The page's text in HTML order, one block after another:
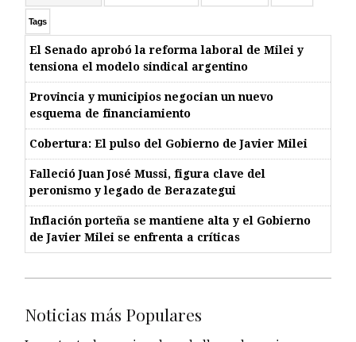
Tags
El Senado aprobó la reforma laboral de Milei y
tensiona el modelo sindical argentino
Provincia y municipios negocian un nuevo
esquema de financiamiento
Cobertura: El pulso del Gobierno de Javier Milei
Falleció Juan José Mussi, figura clave del
peronismo y legado de Berazategui
Inflación porteña se mantiene alta y el Gobierno
de Javier Milei se enfrenta a críticas
Noticias más Populares